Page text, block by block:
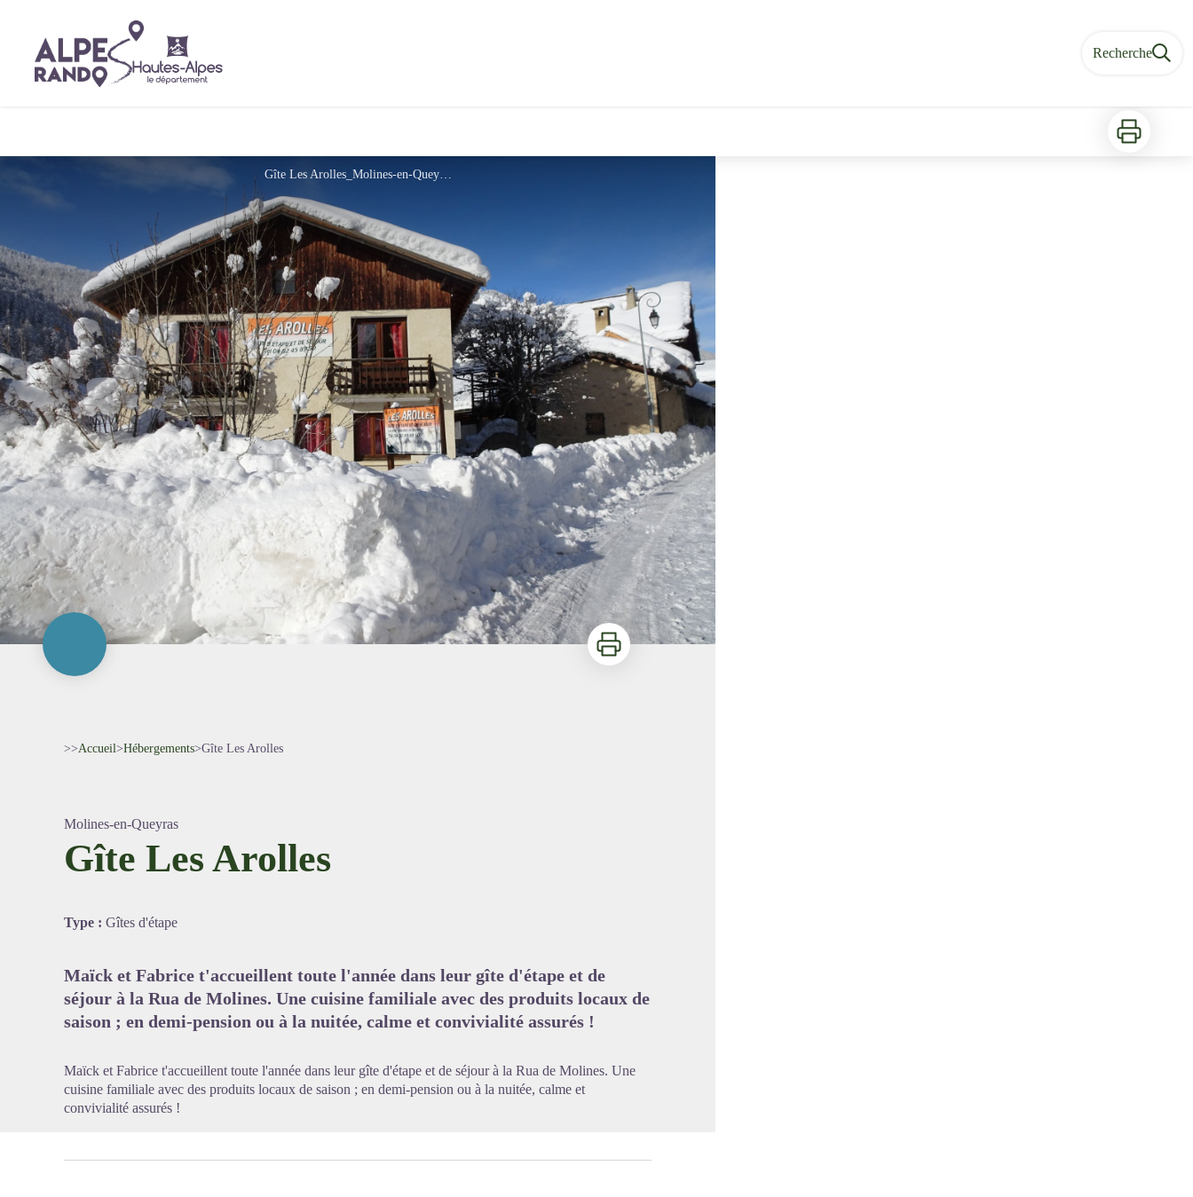
Recherche
Imprimer
Gîte Les Arolles_Molines-en-Queyras
Imprimer
>>Accueil>Hébergements>Gîte Les Arolles
Molines-en-Queyras
Gîte Les Arolles
Type : Gîtes d'étape
Maïck et Fabrice t'accueillent toute l'année dans leur gîte d'étape et de
séjour à la Rua de Molines. Une cuisine familiale avec des produits locaux de
saison ; en demi-pension ou à la nuitée, calme et convivialité assurés !
Maïck et Fabrice t'accueillent toute l'année dans leur gîte d'étape et de séjour à la Rua de Molines. Une
cuisine familiale avec des produits locaux de saison ; en demi-pension ou à la nuitée, calme et
convivialité assurés !